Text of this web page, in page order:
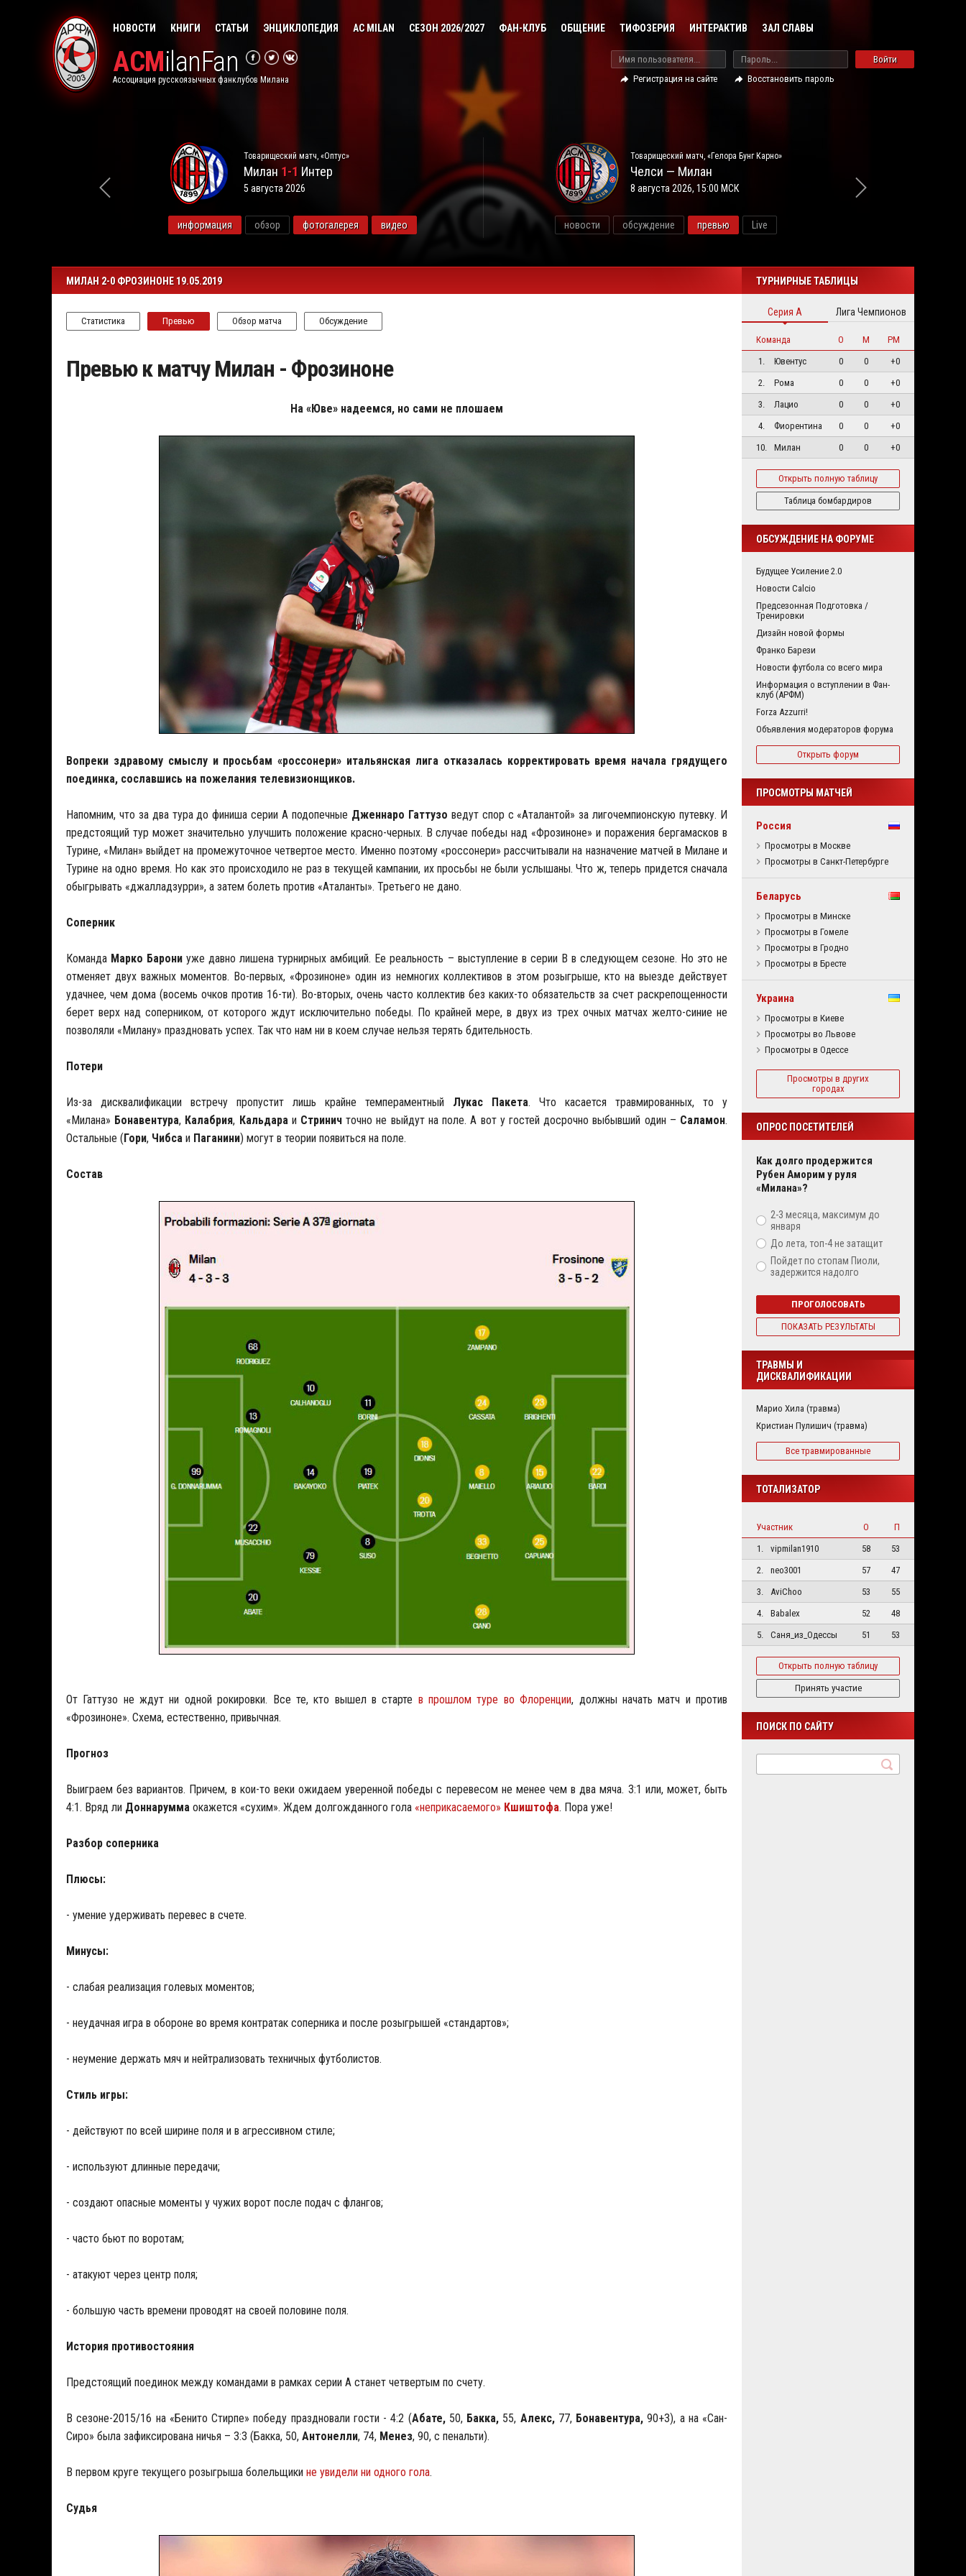
НОВОСТИ КНИГИ СТАТЬИ ЭНЦИКЛОПЕДИЯ AC MILAN СЕЗОН 2026/2027 ФАН-КЛУБ ОБЩЕНИЕ ТИФОЗЕРИЯ ИНТЕРАКТИВ ЗАЛ СЛАВЫ
ACMilanFan
Ассоциация русскоязычных фанклубов Милана
Войти
Регистрация на сайте
Восстановить пароль
Товарищеский матч, «Оптус»
Милан 1-1 Интер
5 августа 2026
информация обзор фотогалерея видео
Товарищеский матч, «Гелора Бунг Карно»
Челси — Милан
8 августа 2026, 15:00 МСК
новости обсуждение превью Live
МИЛАН 2-0 ФРОЗИНОНЕ 19.05.2019
Статистика Превью Обзор матча Обсуждение
Превью к матчу Милан - Фрозиноне
На «Юве» надеемся, но сами не плошаем
Вопреки здравому смыслу и просьбам «россонери» итальянская лига отказалась корректировать время начала грядущего
поединка, сославшись на пожелания телевизионщиков.
Напомним, что за два тура до финиша серии А подопечные Дженнаро Гаттузо ведут спор с «Аталантой» за лигочемпионскую путевку. И
предстоящий тур может значительно улучшить положение красно-черных. В случае победы над «Фрозиноне» и поражения бергамасков в
Турине, «Милан» выйдет на промежуточное четвертое место. Именно поэтому «россонери» рассчитывали на назначение матчей в Милане и
Турине на одно время. Но как это происходило не раз в текущей кампании, их просьбы не были услышаны. Что ж, теперь придется сначала
обыгрывать «джалладзурри», а затем болеть против «Аталанты». Третьего не дано.
Соперник
Команда Марко Барони уже давно лишена турнирных амбиций. Ее реальность – выступление в серии В в следующем сезоне. Но это не
отменяет двух важных моментов. Во-первых, «Фрозиноне» один из немногих коллективов в этом розыгрыше, кто на выезде действует
удачнее, чем дома (восемь очков против 16-ти). Во-вторых, очень часто коллектив без каких-то обязательств за счет раскрепощенности
берет верх над соперником, от которого ждут исключительно победы. По крайней мере, в двух из трех очных матчах желто-синие не
позволяли «Милану» праздновать успех. Так что нам ни в коем случае нельзя терять бдительность.
Потери
Из-за дисквалификации встречу пропустит лишь крайне темпераментный Лукас Пакета. Что касается травмированных, то у
«Милана» Бонавентура, Калабрия, Кальдараи Стринич точно не выйдут на поле. А вот у гостей досрочно выбывший один – Саламон.
Остальные (Гори, Чибса и Паганини) могут в теории появиться на поле.
Состав
От Гаттузо не ждут ни одной рокировки. Все те, кто вышел в старте в прошлом туре во Флоренции, должны начать матч и против
«Фрозиноне». Схема, естественно, привычная.
Прогноз
Выиграем без вариантов. Причем, в кои-то веки ожидаем уверенной победы с перевесом не менее чем в два мяча. 3:1 или, может, быть
4:1. Вряд ли Доннарумма окажется «сухим». Ждем долгожданного гола «неприкасаемого» Кшиштофа. Пора уже!
Разбор соперника
Плюсы:
- умение удерживать перевес в счете.
Минусы:
- слабая реализация голевых моментов;
- неудачная игра в обороне во время контратак соперника и после розыгрышей «стандартов»;
- неумение держать мяч и нейтрализовать техничных футболистов.
Стиль игры:
- действуют по всей ширине поля и в агрессивном стиле;
- используют длинные передачи;
- создают опасные моменты у чужих ворот после подач с флангов;
- часто бьют по воротам;
- атакуют через центр поля;
- большую часть времени проводят на своей половине поля.
История противостояния
Предстоящий поединок между командами в рамках серии А станет четвертым по счету.
В сезоне-2015/16 на «Бенито Стирпе» победу праздновали гости - 4:2 (Абате, 50, Бакка, 55, Алекс, 77, Бонавентура,90+3), а на «Сан-
Сиро» была зафиксирована ничья – 3:3 (Бакка, 50, Антонелли, 74, Менез, 90, с пенальти).
В первом круге текущего розыгрыша болельщики не увидели ни одного гола.
Судья
ТУРНИРНЫЕ ТАБЛИЦЫ
Серия А Лига Чемпионов
Команда О М
РМ
1.
Ювентус 0 0
+0
2.
Рома 0 0
+0
3.
Лацио 0 0
+0
4.
Фиорентина 0 0
+0
10.
Милан 0 0 +0
Открыть полную таблицу
Таблица бомбардиров
ОБСУЖДЕНИЕ НА ФОРУМЕ
Будущее Усиление 2.0
Новости Calcio
Предсезонная Подготовка /
Тренировки
Дизайн новой формы
Франко Барези
Новости футбола со всего мира
Информация о вступлении в Фан-
клуб (АРФМ)
Forza Azzurri!
Объявления модераторов форума
Открыть форум
ПРОСМОТРЫ МАТЧЕЙ
Россия
Просмотры в Москве
Просмотры в Санкт-Петербурге
Беларусь
Просмотры в Минске
Просмотры в Гомеле
Просмотры в Гродно
Просмотры в Бресте
Украина
Просмотры в Киеве
Просмотры во Львове
Просмотры в Одессе
Просмотры в других
городах
ОПРОС ПОСЕТИТЕЛЕЙ
Как долго продержится
Рубен Аморим у руля
«Милана»?
2-3 месяца, максимум до
января
До лета, топ-4 не затащит
Пойдет по стопам Пиоли,
задержится надолго
ПРОГОЛОСОВАТЬ
ПОКАЗАТЬ РЕЗУЛЬТАТЫ
ТРАВМЫ И
ДИСКВАЛИФИКАЦИИ
Марио Хила (травма)
Кристиан Пулишич (травма)
Все травмированные
ТОТАЛИЗАТОР
Участник О
П
1.
vipmilan1910 58
53
2.
neo3001 57
47
3.
AviChoo 53
55
4.
Babalex 52
48
5.
Саня_из_Одессы 51 53
Открыть полную таблицу
Принять участие
ПОИСК ПО САЙТУ